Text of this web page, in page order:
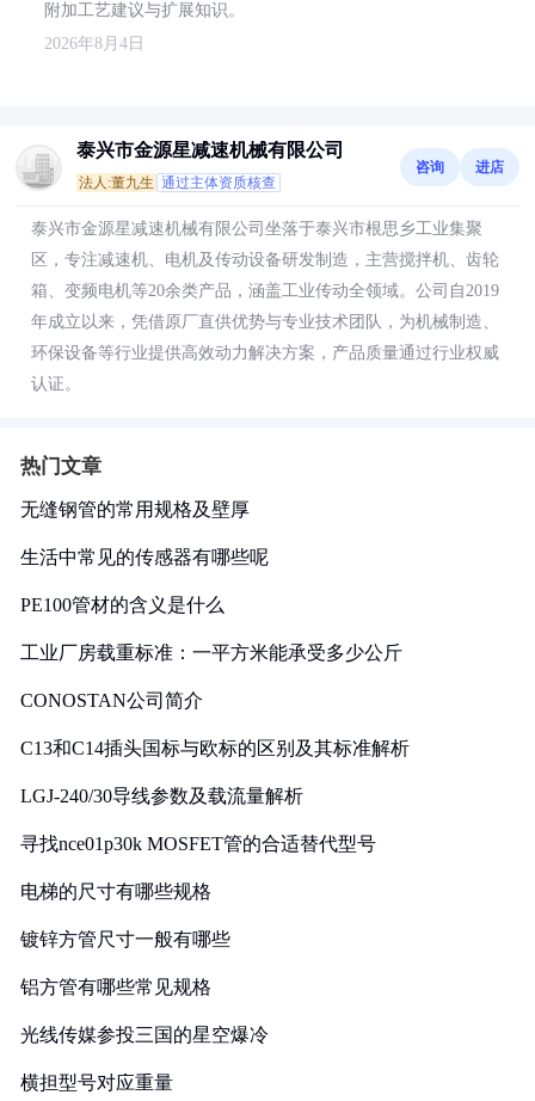
附加工艺建议与扩展知识。
2026年8月4日
泰兴市金源星减速机械有限公司
法人:董九生 通过主体资质核查
咨询 进店
泰兴市金源星减速机械有限公司坐落于泰兴市根思乡工业集聚
区，专注减速机、电机及传动设备研发制造，主营搅拌机、齿轮
箱、变频电机等20余类产品，涵盖工业传动全领域。公司自2019
年成立以来，凭借原厂直供优势与专业技术团队，为机械制造、
环保设备等行业提供高效动力解决方案，产品质量通过行业权威
认证。
热门文章
无缝钢管的常用规格及壁厚
生活中常见的传感器有哪些呢
PE100管材的含义是什么
工业厂房载重标准：一平方米能承受多少公斤
CONOSTAN公司简介
C13和C14插头国标与欧标的区别及其标准解析
LGJ-240/30导线参数及载流量解析
寻找nce01p30k MOSFET管的合适替代型号
电梯的尺寸有哪些规格
镀锌方管尺寸一般有哪些
铝方管有哪些常见规格
光线传媒参投三国的星空爆冷
横担型号对应重量